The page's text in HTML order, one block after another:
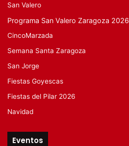
San Valero
Programa San Valero Zaragoza 2026
CincoMarzada
Semana Santa Zaragoza
San Jorge
Fiestas Goyescas
Fiestas del Pilar 2026
Navidad
Eventos